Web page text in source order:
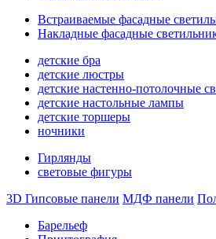
Встраиваемые фасадные
Накладные фасадные
детские бра
детские люстры
детские настенно-потолочные
детские настольные лампы
детские торшеры
ночники
Гирлянды
световые фигуры
3D Гипсовые панели МДФ панели
Барельеф